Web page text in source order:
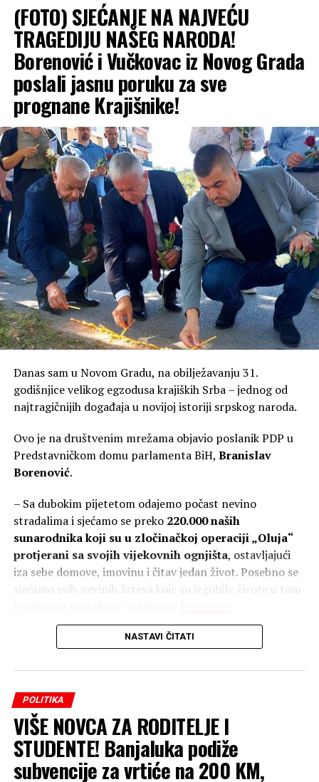
(FOTO) SJEĆANJE NA NAJVEĆU
TRAGEDIJU NAŠEG NARODA!
Borenović i Vučkovac iz Novog Grada
poslali jasnu poruku za sve
prognane Krajišnike!
Danas sam u Novom Gradu, na obilježavanju 31.
godišnjice velikog egzodusa krajiških Srba – jednog od
najtragičnijih događaja u novijoj istoriji srpskog naroda.
Ovo je na društvenim mrežama objavio poslanik PDP u
Predstavničkom domu parlamenta BiH, Branislav
Borenović.
– Sa dubokim pijetetom odajemo počast nevino
stradalima i sjećamo se preko 220.000 naših
sunarodnika koji su u zločinačkoj operaciji „Oluja“
protjerani sa svojih vijekovnih ognjišta, ostavljajući
iza sebe domove, imovinu i čitav jedan život. Posebno se
sjećamo svih nevinih žrtava koje su izgubile živote u tom
NASTAVI ČITATI
POLITIKA
VIŠE NOVCA ZA RODITELJE I
STUDENTE! Banjaluka podiže
subvencije za vrtiće na 200 KM,